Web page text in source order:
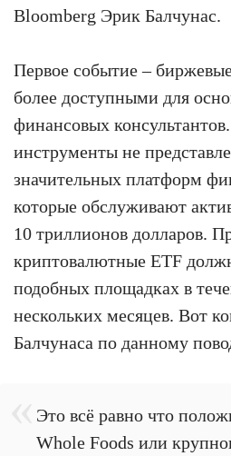
Bloomberg Эрик Балчунас.
Первое событие –
более доступными для
финансовых
инструменты не
значительных платформ
которые обслуживают
10 триллионов долларов.
криптовалютные ETF
подобных площадках в
нескольких месяцев. Вот
Балчунаса по данному
Это всё равно что
Whole Foods или